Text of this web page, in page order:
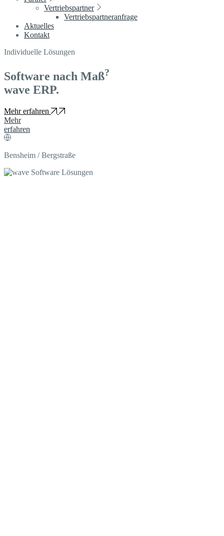
Vertriebspartner
Vertriebspartneranfrage
Aktuelles
Kontakt
Individuelle Lösungen
Software nach Maß?
wave ERP.
Mehr erfahren
Mehr
erfahren
Bensheim / Bergstraße